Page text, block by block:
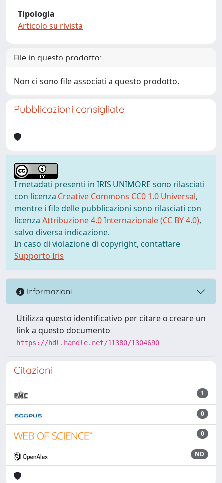
Tipologia
Articolo su rivista
File in questo prodotto:
Non ci sono file associati a questo prodotto.
Pubblicazioni consigliate
I metadati presenti in IRIS UNIMORE sono rilasciati
con licenza Creative Commons CC0 1.0 Universal,
mentre i file delle pubblicazioni sono rilasciati con
licenza Attribuzione 4.0 Internazionale (CC BY 4.0),
salvo diversa indicazione.
In caso di violazione di copyright, contattare
Supporto Iris
Informazioni
Utilizza questo identificativo per citare o creare un
link a questo documento:
https://hdl.handle.net/11380/1304690
Citazioni
1
0
0
ND